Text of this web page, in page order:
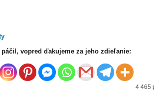
vopred ďakujeme za jeho zdieľanie:
4 465